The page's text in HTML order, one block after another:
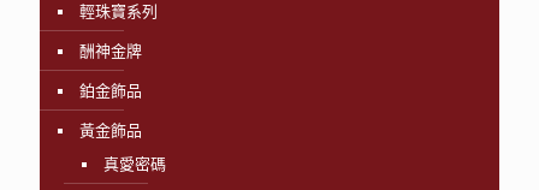
輕珠寶系列
酬神金牌
鉑金飾品
黃金飾品
真愛密碼